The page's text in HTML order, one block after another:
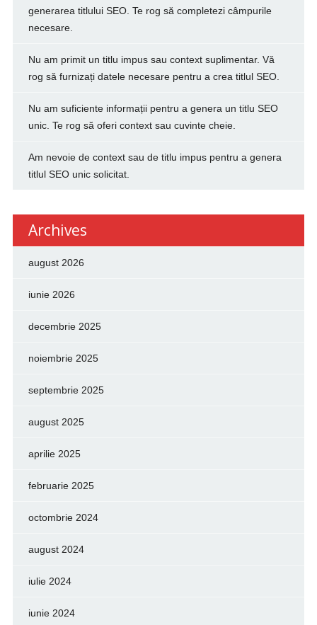
generarea titlului SEO. Te rog să completezi câmpurile
necesare.
Nu am primit un titlu impus sau context suplimentar. Vă
rog să furnizați datele necesare pentru a crea titlul SEO.
Nu am suficiente informații pentru a genera un titlu SEO
unic. Te rog să oferi context sau cuvinte cheie.
Am nevoie de context sau de titlu impus pentru a genera
titlul SEO unic solicitat.
Archives
august 2026
iunie 2026
decembrie 2025
noiembrie 2025
septembrie 2025
august 2025
aprilie 2025
februarie 2025
octombrie 2024
august 2024
iulie 2024
iunie 2024